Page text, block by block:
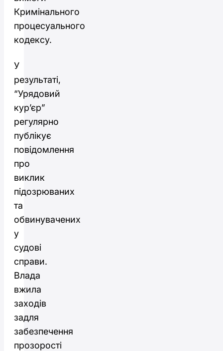
Кримінального
процесуального
кодексу.
У
результаті,
“Урядовий
кур’єр”
регулярно
публікує
повідомлення
про
виклик
підозрюваних
та
обвинувачених
у
судові
справи.
Влада
вжила
заходів
задля
забезпечення
прозорості